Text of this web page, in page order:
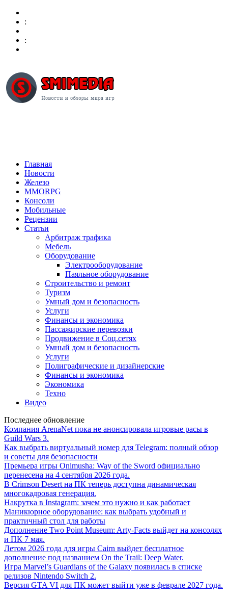
:
:
Главная
Новости
Железо
MMORPG
Консоли
Мобильные
Рецензии
Статьи
Арбитраж трафика
Мебель
Оборудование
Электрооборудование
Паяльное оборудование
Строительство и ремонт
Туризм
Умный дом и безопасность
Услуги
Финансы и экономика
Пассажирские перевозки
Продвижение в Соц.сетях
Умный дом и безопасность
Услуги
Полиграфические и дизайнерские
Финансы и экономика
Экономика
Техно
Видео
Последнее обновление
Компания ArenaNet пока не анонсировала игровые расы в
Guild Wars 3.
Как выбрать виртуальный номер для Telegram: полный обзор
и советы для безопасности
Премьера игры Onimusha: Way of the Sword официально
перенесена на 4 сентября 2026 года.
В Crimson Desert на ПК теперь доступна динамическая
многокадровая генерация.
Накрутка в Instagram: зачем это нужно и как работает
Маникюрное оборудование: как выбрать удобный и
практичный стол для работы
Дополнение Two Point Museum: Arty-Facts выйдет на консолях
и ПК 7 мая.
Летом 2026 года для игры Cairn выйдет бесплатное
дополнение под названием On the Trail: Deep Water.
Игра Marvel’s Guardians of the Galaxy появилась в списке
релизов Nintendo Switch 2.
Версия GTA VI для ПК может выйти уже в феврале 2027 года.